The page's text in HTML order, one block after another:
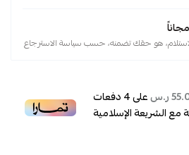
ر.س على4دفعات
مع الشريعة الإسلامية